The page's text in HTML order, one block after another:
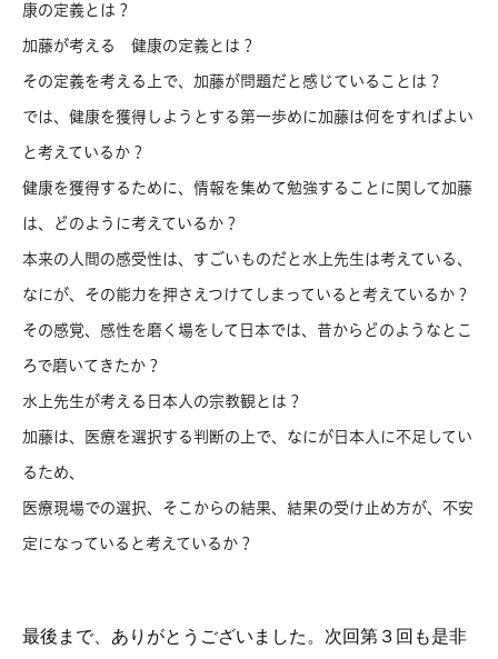
康の定義とは？
加藤が考える 健康の定義とは？
その定義を考える上で、加藤が問題だと感じていることは？
では、健康を獲得しようとする第一歩めに加藤は何をすればよい
と考えているか？
健康を獲得するために、情報を集めて勉強することに関して加藤
は、どのように考えているか？
本来の人間の感受性は、すごいものだと水上先生は考えている、
なにが、その能力を押さえつけてしまっていると考えているか？
その感覚、感性を磨く場をして日本では、昔からどのようなとこ
ろで磨いてきたか？
水上先生が考える日本人の宗教観とは？
加藤は、医療を選択する判断の上で、なにが日本人に不足してい
るため、
医療現場での選択、そこからの結果、結果の受け止め方が、不安
定になっていると考えているか？
最後まで、ありがとうございました。次回第３回も是非